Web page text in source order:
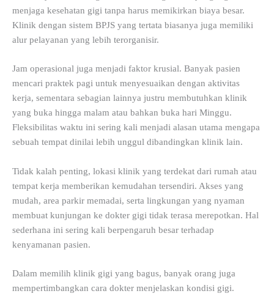
menjaga kesehatan gigi tanpa harus memikirkan biaya besar.
Klinik dengan sistem BPJS yang tertata biasanya juga memiliki
alur pelayanan yang lebih terorganisir.
Jam operasional juga menjadi faktor krusial. Banyak pasien
mencari praktek pagi untuk menyesuaikan dengan aktivitas
kerja, sementara sebagian lainnya justru membutuhkan klinik
yang buka hingga malam atau bahkan buka hari Minggu.
Fleksibilitas waktu ini sering kali menjadi alasan utama mengapa
sebuah tempat dinilai lebih unggul dibandingkan klinik lain.
Tidak kalah penting, lokasi klinik yang terdekat dari rumah atau
tempat kerja memberikan kemudahan tersendiri. Akses yang
mudah, area parkir memadai, serta lingkungan yang nyaman
membuat kunjungan ke dokter gigi tidak terasa merepotkan. Hal
sederhana ini sering kali berpengaruh besar terhadap
kenyamanan pasien.
Dalam memilih klinik gigi yang bagus, banyak orang juga
mempertimbangkan cara dokter menjelaskan kondisi gigi.